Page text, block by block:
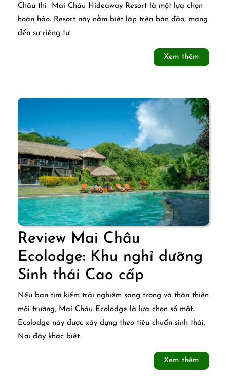
Hideaway
Resort:
Khu
nghỉ
bên
hồ
Sông
Đà
Châu thì Mai Châu Hideaway Resort là một lựa chọn
hoàn hảo. Resort này nằm biệt lập trên bán đảo, mang
đến sự riêng tư
Xem thêm
thêm
Review Mai Châu
Ecolodge: Khu nghỉ dưỡng
Sinh thái Cao cấp
Mai
Châu
Ecolodge:
Khu
nghỉ
Nếu bạn tìm kiếm trải nghiệm sang trọng và thân thiện
môi trường, Mai Châu Ecolodge là lựa chọn số một.
Ecolodge này được xây dựng theo tiêu chuẩn sinh thái.
Nơi đây khác biệt
Xem thêm
thêm